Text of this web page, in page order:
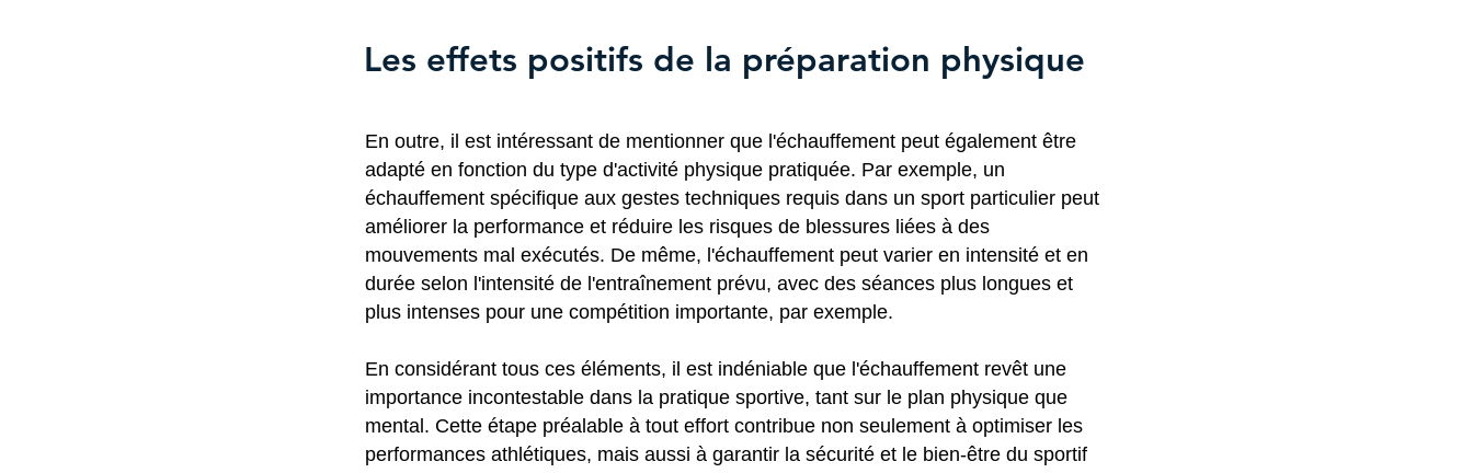
Les effets positifs de la préparation physique
En outre, il est intéressant de mentionner que l'échauffement peut également être
adapté en fonction du type d'activité physique pratiquée. Par exemple, un
échauffement spécifique aux gestes techniques requis dans un sport particulier peut
améliorer la performance et réduire les risques de blessures liées à des
mouvements mal exécutés. De même, l'échauffement peut varier en intensité et en
durée selon l'intensité de l'entraînement prévu, avec des séances plus longues et
plus intenses pour une compétition importante, par exemple.
En considérant tous ces éléments, il est indéniable que l'échauffement revêt une
importance incontestable dans la pratique sportive, tant sur le plan physique que
mental. Cette étape préalable à tout effort contribue non seulement à optimiser les
performances athlétiques, mais aussi à garantir la sécurité et le bien-être du sportif